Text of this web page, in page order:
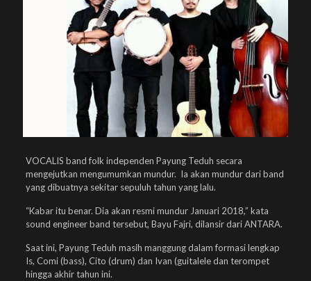
VOCALIS band folk independen Payung Teduh secara
mengejutkan mengumumkan mundur. Ia akan mundur dari band
yang dibuatnya sekitar sepuluh tahun yang lalu.
“Kabar itu benar. Dia akan resmi mundur Januari 2018,” kata
sound engineer band tersebut, Bayu Fajri, dilansir dari ANTARA.
Saat ini, Payung Teduh masih manggung dalam formasi lengkap
Is, Comi (bass), Cito (drum) dan Ivan (guitalele dan terompet
hingga akhir tahun ini.